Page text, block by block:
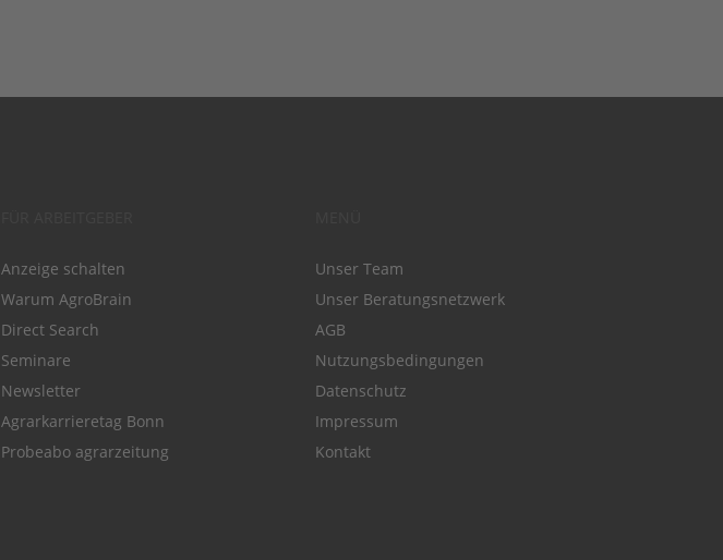
Anzeige schalten
Warum AgroBrain
Direct Search
Seminare
Newsletter
Agrarkarrieretag Bonn
Probeabo agrarzeitung
Unser Team
Unser Beratungsnetzwerk
AGB
Nutzungsbedingungen
Datenschutz
Impressum
Kontakt